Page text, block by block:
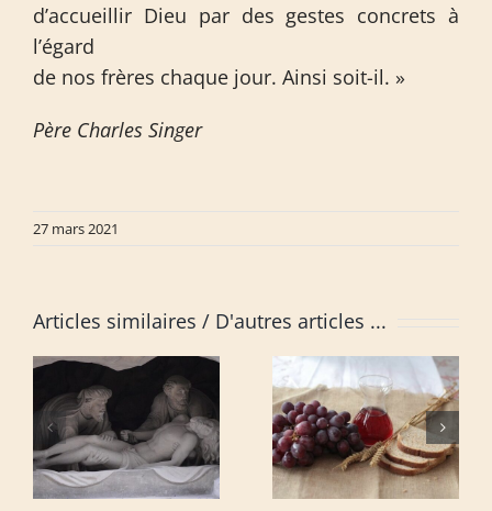
d’accueillir Dieu par des gestes concrets à
l’égard
de nos frères chaque jour. Ainsi soit-il. »
Père Charles Singer
27 mars 2021
Articles similaires